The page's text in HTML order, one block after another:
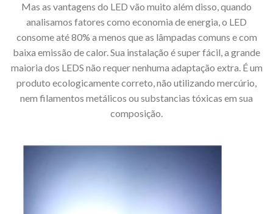
Mas as vantagens do LED vão muito além disso, quando
analisamos fatores como economia de energia, o LED
consome até 80% a menos que as lâmpadas comuns e com
baixa emissão de calor. Sua instalação é super fácil, a grande
maioria dos LEDS não requer nenhuma adaptação extra. É um
produto ecologicamente correto, não utilizando mercúrio,
nem filamentos metálicos ou substancias tóxicas em sua
composição.